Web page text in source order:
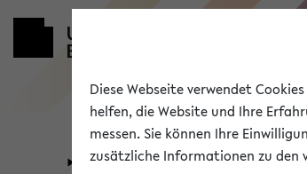
Universität
Diese Webseite verwendet
helfen, die Website und Ihre
messen. Sie können Ihre
zusätzliche Informationen zu den